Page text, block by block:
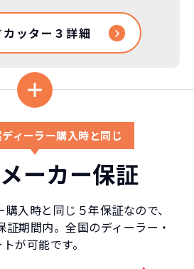
カッター３詳細
ィーラー購入時と同じ
ーカー保証
入時と同じ５年保証なので、
期間内。全国のディーラー・
が可能です。